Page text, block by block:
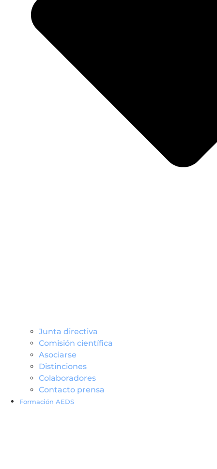
Junta directiva
Comisión científica
Asociarse
Distinciones
Colaboradores
Contacto prensa
Formación AEDS